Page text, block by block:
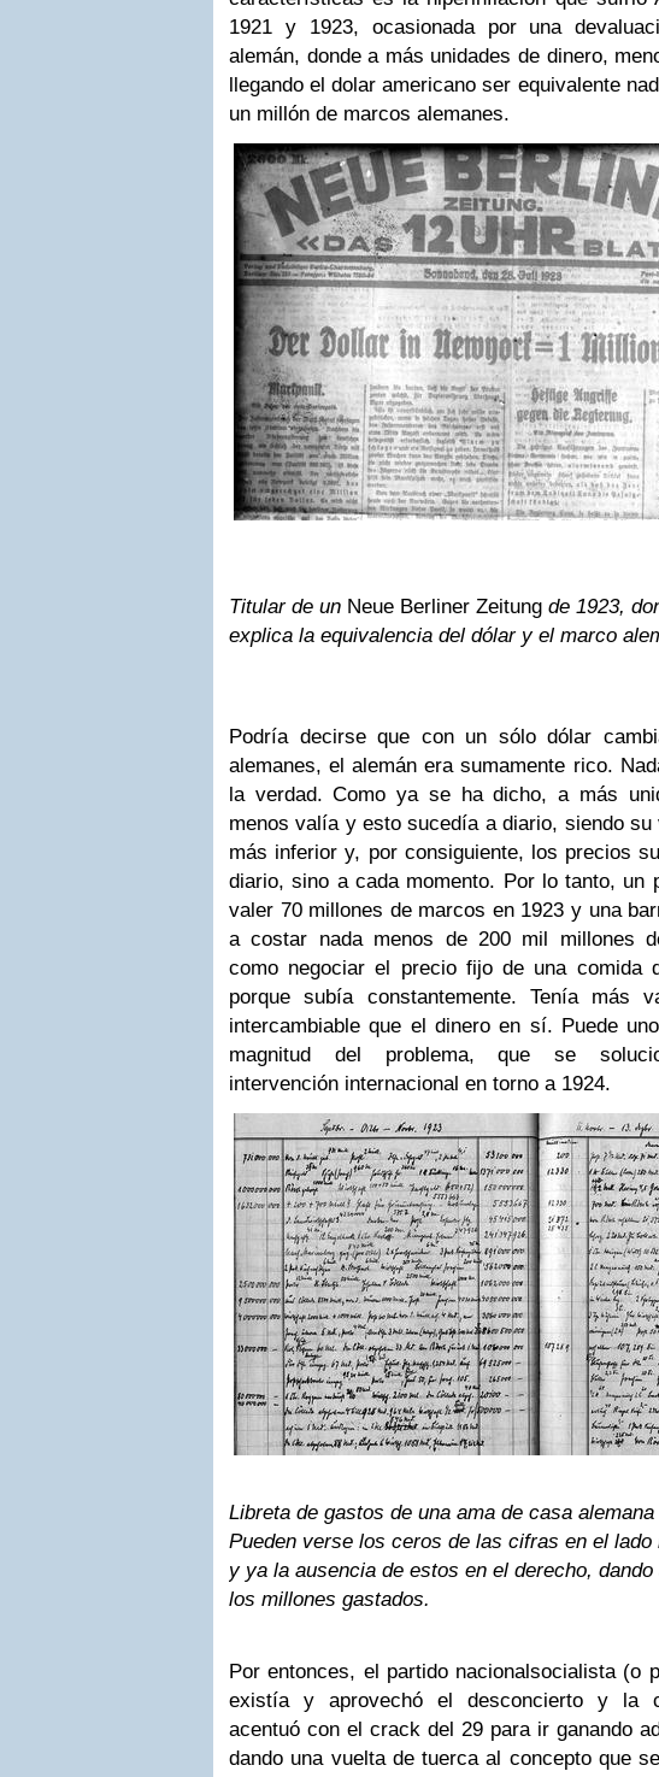
1921 y 1923, ocasionada por una
alemán, donde a más unidades de dinero,
llegando el dolar americano ser equivalente
un millón de marcos alemanes.
Titular de un Neue Berliner Zeitung de 1923,
explica la equivalencia del dólar y el marco
Podría decirse que con un sólo dólar
alemanes, el alemán era sumamente rico.
la verdad. Como ya se ha dicho, a más
menos valía y esto sucedía a diario, siendo su
más inferior y, por consiguiente, los precios
diario, sino a cada momento. Por lo tanto, un
valer 70 millones de marcos en 1923 y una
a costar nada menos de 200 mil millones
como negociar el precio fijo de una comida
porque subía constantemente. Tenía más
intercambiable que el dinero en sí. Puede
magnitud del problema, que se
intervención internacional en torno a 1924.
Libreta de gastos de una ama de casa alemana
Pueden verse los ceros de las cifras en el lado
y ya la ausencia de estos en el derecho, dando
los millones gastados.
Por entonces, el partido nacionalsocialista (o
existía y aprovechó el desconcierto y la
acentuó con el crack del 29 para ir ganando
dando una vuelta de tuerca al concepto que